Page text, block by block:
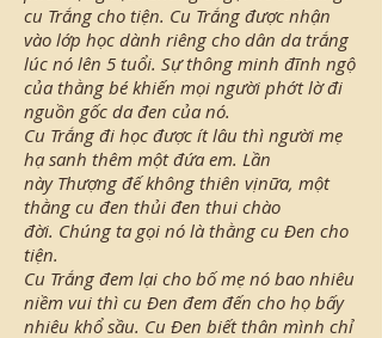
cu Trắng cho tiện. Cu Trắng được nhận
vào lớp học dành riêng cho dân da trắng
lúc nó lên 5 tuổi. Sự thông minh đĩnh ngộ
của thằng bé khiến mọi người phớt lờ đi
nguồn gốc da đen của nó.
Cu Trắng đi học được ít lâu thì người mẹ
hạ sanh thêm một đứa em. Lần
này Thượng đế không thiên vịnữa, một
thằng cu đen thủi đen thui chào
đời. Chúng ta gọi nó là thằng cu Đen cho
tiện.
Cu Trắng đem lại cho bố mẹ nó bao nhiêu
niềm vui thì cu Đen đem đến cho họ bấy
nhiêu khổ sầu. Cu Đen biết thân mình chỉ